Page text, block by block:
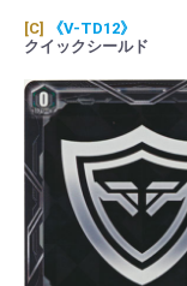
[C]
《V-TD12》
クイックシールド